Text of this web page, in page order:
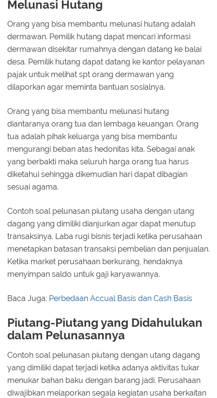
Melunasi Hutang
Orang yang bisa membantu melunasi hutang adalah
dermawan. Pemilik hutang dapat mencari informasi
dermawan disekitar rumahnya dengan datang ke balai
desa. Pemilik hutang dapat datang ke kantor pelayanan
pajak untuk melihat spt orang dermawan yang
dilaporkan agar meminta bantuan sosialnya.
Orang yang bisa membantu melunasi hutang
diantaranya orang tua dan lembaga keuangan. Orang
tua adalah pihak keluarga yang bisa membantu
mengurangi beban atas hedonitas kita. Sebagai anak
yang berbakti maka seluruh harga orang tua harus
diketahui sehingga dikemudian hari dapat dibagian
sesuai agama.
Contoh soal pelunasan piutang usaha dengan utang
dagang yang dimiliki dianjurkan agar dapat menutup
transaksinya. Laba rugi bisnis terjadi ketika perusahaan
menetapkan batasan transaksi pembelian dan penjualan.
Ketika market perusahaan berkurang, hendaknya
menyimpan saldo untuk gaji karyawannya.
Baca Juga: Perbedaan Accual Basis dan Cash Basis
Piutang-Piutang yang Didahulukan
dalam Pelunasannya
Contoh soal pelunasan piutang dengan utang dagang
yang dimiliki dapat terjadi ketika adanya aktivitas tukar
menukar bahan baku dengan barang jadi. Perusahaan
diwajibkan melaporkan segala kegiatan usaha berkaitan